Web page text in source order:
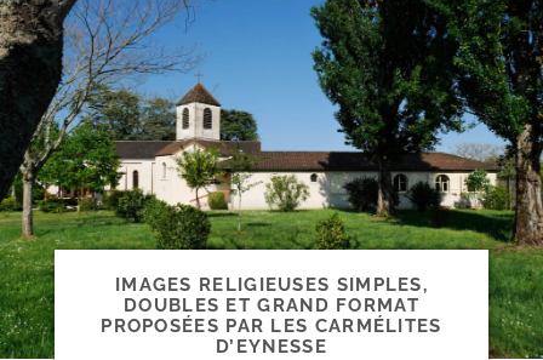
IMAGES RELIGIEUSES SIMPLES,
DOUBLES ET GRAND FORMAT
PROPOSÉES PAR LES CARMÉLITES
D’EYNESSE